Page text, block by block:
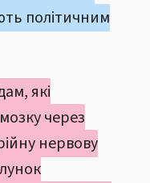
політичним
які
через
нервову